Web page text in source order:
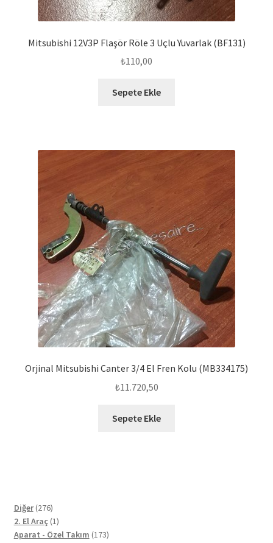
Mitsubishi 12V3P Flaşör Röle 3 Uçlu Yuvarlak (BF131)
₺110,00
Sepete Ekle
Orjinal Mitsubishi Canter 3/4 El Fren Kolu (MB334175)
₺11.720,50
Sepete Ekle
Diğer 276276
ürün
2. El Araç 11
ürün
Aparat - Özel Takım 173173